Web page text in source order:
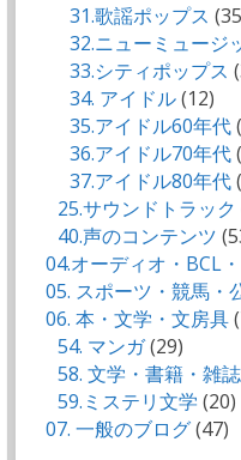
31.歌謡ポップス
32.ニューミュージ
33.シティポップス
34. アイドル(12)
35.アイドル60年代
36.アイドル70年代
37.アイドル80年代
25.サウンドトラック
40.声のコンテンツ
04.オーディオ・BCL
05. スポーツ・競馬・
06. 本・文学・文房具
54. マンガ(29)
58. 文学・書籍・雑誌
59.ミステリ文学 (20)
07. 一般のブログ(47)